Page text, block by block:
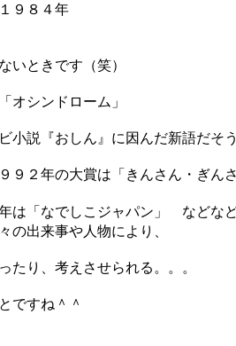
９８４年
いときです（笑）
オシンドローム」
小説『おしん』に因んだ新語だそう
９２年の大賞は「きんさん・ぎん
は「なでしこジャパン」 などなど
の出来事や人物により、
たり、考えさせられる。。。
ですね＾＾